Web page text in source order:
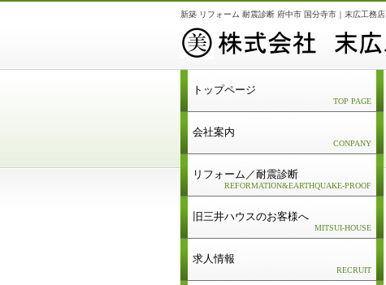
新築 リフォーム 耐震診断 府中市 国分寺市｜末広工務店
トップページ
TOP PAGE
会社案内
CONPANY
リフォーム／耐震診断
REFORMATION&EARTHQUAKE-PROOF
旧三井ハウスのお客様へ
MITSUI-HOUSE
求人情報
RECRUIT